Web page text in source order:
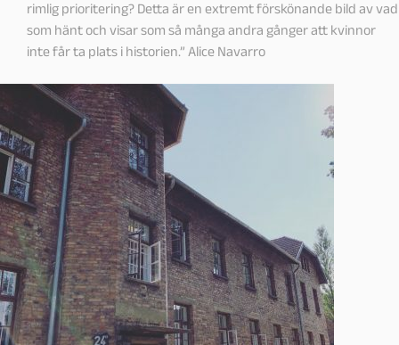
rimlig prioritering? Detta är en extremt förskönande bild av vad
som hänt och visar som så många andra gånger att kvinnor
inte får ta plats i historien.” Alice Navarro